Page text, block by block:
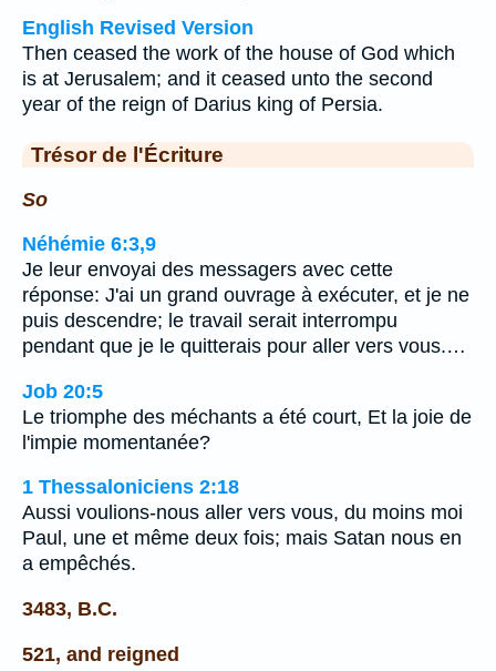
English Revised Version
Then ceased the work of the house of God which
is at Jerusalem; and it ceased unto the second
year of the reign of Darius king of Persia.
Trésor de l'Écriture
So
Néhémie 6:3,9
Je leur envoyai des messagers avec cette
réponse: J'ai un grand ouvrage à exécuter, et je ne
puis descendre; le travail serait interrompu
pendant que je le quitterais pour aller vers vous.…
Job 20:5
Le triomphe des méchants a été court, Et la joie de
l'impie momentanée?
1 Thessaloniciens 2:18
Aussi voulions-nous aller vers vous, du moins moi
Paul, une et même deux fois; mais Satan nous en
a empêchés.
3483, B.C.
521, and reigned